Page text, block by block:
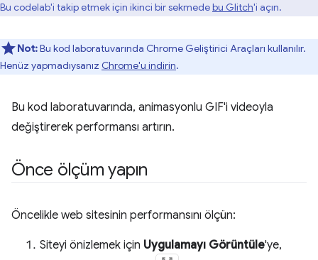
Bu codelab'i takip etmek için ikinci bir sekmedebu Glitch'i açın.
Not:Bu kod laboratuvarında Chrome Geliştirici Araçları kullanılır.
Henüz yapmadıysanız Chrome'u indirin.
Bu kod laboratuvarında, animasyonlu GIF'i videoyla
değiştirerek performansı artırın.
Önce ölçüm yapın
Öncelikle web sitesinin performansını ölçün:
Siteyi önizlemek için Uygulamayı Görüntüle'ye,